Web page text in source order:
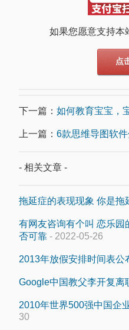
如果您愿意支持本
点
下一篇： 如何教育宝宝，
上一篇： 6款思维导图软
- 相关文章 -
拖延症的表现现象 你是拖
有网友咨询有个叫 恋乐园
否可靠 - 2022-05-26
2013年放假安排时间表公
Google中国教父李开复离
2010年世界500强中国企
30